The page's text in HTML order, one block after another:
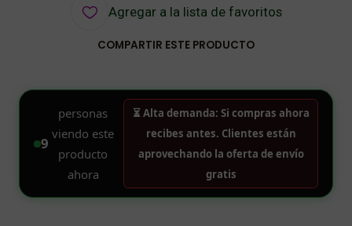
Agregar a la lista de favoritos
COMPARTIR ESTE PRODUCTO